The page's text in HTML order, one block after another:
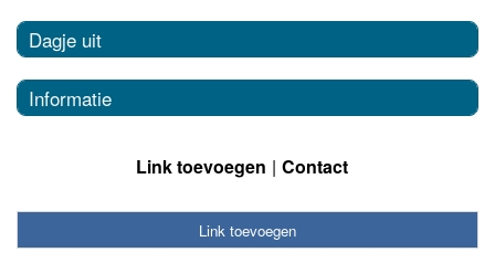
Dagje uit
Informatie
Link toevoegen Contact
Link toevoegen